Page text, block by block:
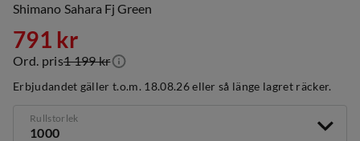
Shimano Sahara Fj Green
discounted
price
791 kr
original
price
Ord. pris1 199 kr
Erbjudandet gäller t.o.m. 18.08.26 eller så länge lagret räcker.
Rullstorlek
1000